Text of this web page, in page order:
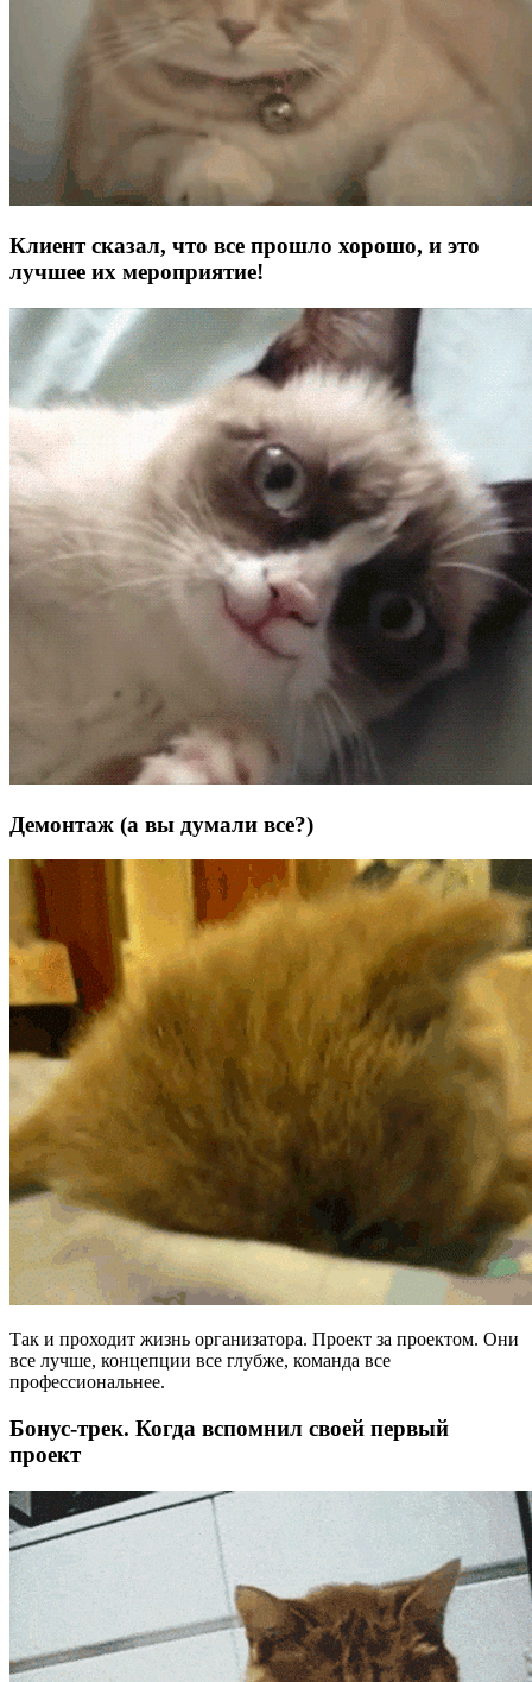
Клиент сказал, что все прошло хорошо, и это
лучшее их мероприятие!
Демонтаж (а вы думали все?)
Так и проходит жизнь организатора. Проект за проектом. Они
все лучше, концепции все глубже, команда все
профессиональнее.
Бонус-трек. Когда вспомнил своей первый
проект